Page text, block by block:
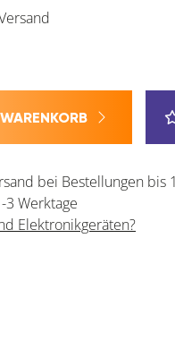
bei Bestellungen bis
3 Werktage
Elektronikgeräten?